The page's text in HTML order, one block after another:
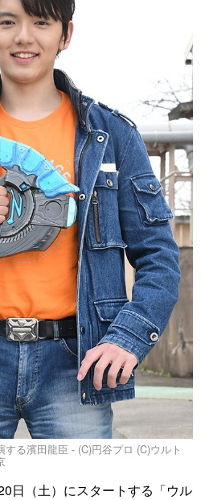
する濱田龍臣 - (C)円谷プロ (C)ウルト
日（土）にスタートする「ウル